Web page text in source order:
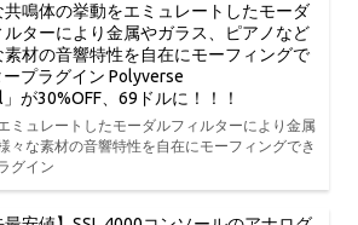
共鳴体の挙動をエミュレートしたモーダ
ルターにより金属やガラス、ピアノなど
素材の音響特性を自在にモーフィングで
プラグイン Polyverse
が30%OFF、69ドルに！！！
ミュレートしたモーダルフィルターにより金属
々な素材の音響特性を自在にモーフィングでき
グイン